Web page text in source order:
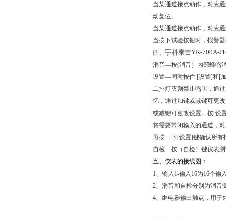
当某通道接点动作，对应
动复位。
当某通道接点动作，对应
当按下试验按钮时，报警
四、 宇科泰吉YK-700A-
消音—按(消音）内部蜂鸣
设置—同时按住 [设置]和[
二排灯灭则禁止鸣叫，通
忆，通过加键或减键可更
或减键可更改设置。按[设
将需要常闭输入的通道，
再按一下[设置]键确认所有
自检—按（自检）键仪表
五、仪表的接线图：
1、输入1-输入16为16个输
2、消音和自检分别为消音
4、继电器输出触点，用于